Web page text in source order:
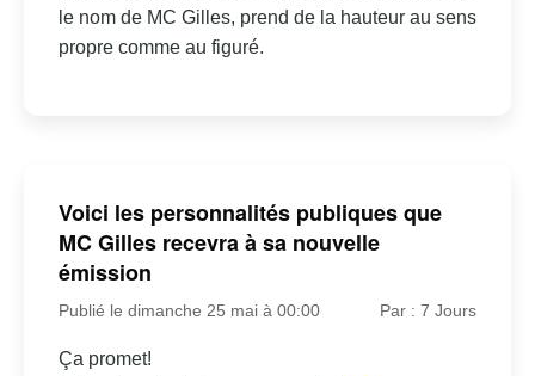
le nom de MC Gilles, prend de la hauteur au sens
propre comme au figuré.
Voici les personnalités publiques que
MC Gilles recevra à sa nouvelle
émission
Publié le dimanche 25 mai à 00:00 Par : 7 Jours
Ça promet!